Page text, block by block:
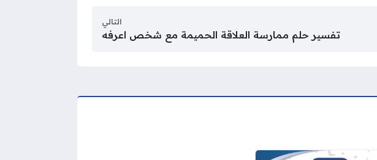
التالي
تفسير حلم ممارسة العلاقة الحميمة مع شخص اعرفه